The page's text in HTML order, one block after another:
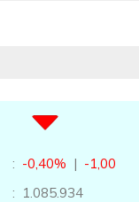
: -0,40% | -1,00
: 1.085.934